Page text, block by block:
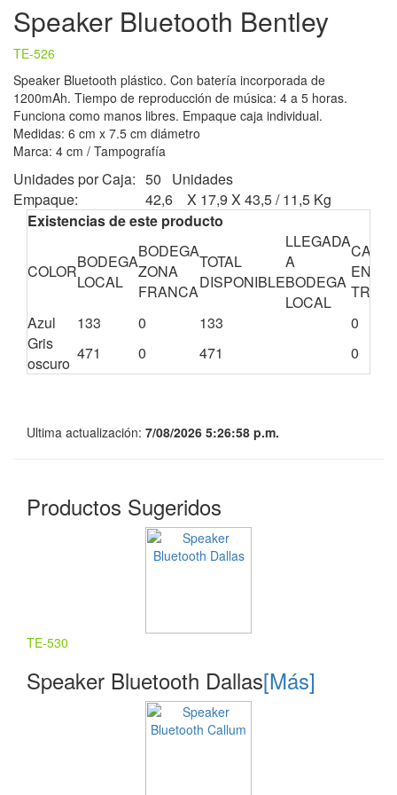
Speaker Bluetooth Bentley
TE-526
Speaker Bluetooth plástico. Con batería incorporada de
1200mAh. Tiempo de reproducción de música: 4 a 5 horas.
Funciona como manos libres. Empaque caja individual.
Medidas: 6 cm x 7.5 cm diámetro
Marca: 4 cm / Tampografía
Unidades por Caja: 50 Unidades
Empaque:
42,6 X 17,9 X 43,5 / 11,5 Kg
Existencias de este producto
COLORBODEGA
LOCAL
BODEGA
ZONA
FRANCA
TOTAL
DISPONIBLE
LLEGADA
A
BODEGA
LOCAL
EN
Azul
133 0 133
0
Gris
oscuro
471 0 471 0
Ultima actualización: 7/08/2026 5:26:58 p.m.
Productos Sugeridos
TE-530
Speaker Bluetooth Dallas[Más]